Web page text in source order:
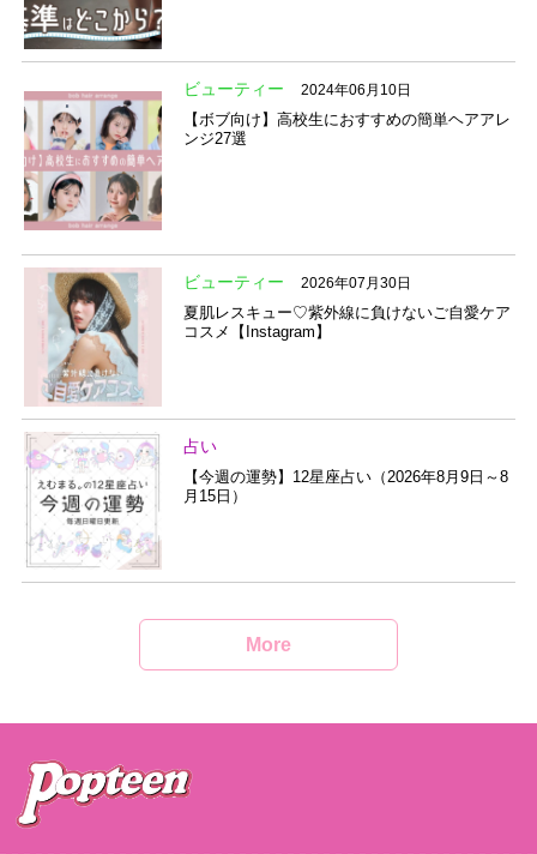
ビューティー 2024年06月10日
【ボブ向け】高校生におすすめの簡単ヘアアレ
ンジ27選
ビューティー 2026年07月30日
夏肌レスキュー♡紫外線に負けないご自愛ケア
コスメ【Instagram】
占い
【今週の運勢】12星座占い（2026年8月9日～8
月15日）
More